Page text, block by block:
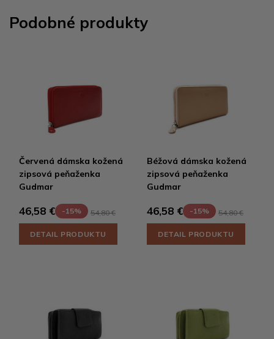
Podobné produkty
Červená dámska kožená
zipsová peňaženka
Gudmar
46,58 € -15% 54,80 €
DETAIL PRODUKTU
Béžová dámska kožená
zipsová peňaženka
Gudmar
46,58 € -15% 54,80 €
DETAIL PRODUKTU